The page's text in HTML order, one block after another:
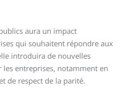
aura un impact
qui souhaitent répondre aux
introduira de nouvelles
entreprises, notamment en
de respect de la parité.